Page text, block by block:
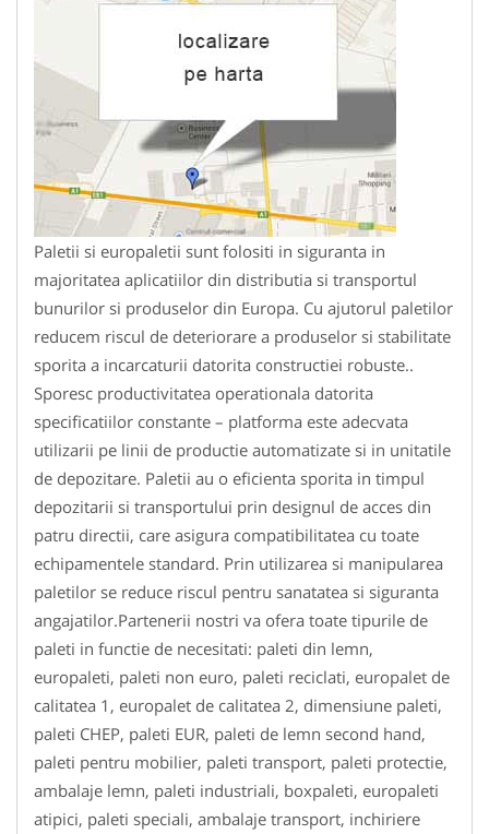
Paletii si europaletii sunt folositi in siguranta in
majoritatea aplicatiilor din distributia si transportul
bunurilor si produselor din Europa. Cu ajutorul paletilor
reducem riscul de deteriorare a produselor si stabilitate
sporita a incarcaturii datorita constructiei robuste..
Sporesc productivitatea operationala datorita
specificatiilor constante – platforma este adecvata
utilizarii pe linii de productie automatizate si in unitatile
de depozitare. Paletii au o eficienta sporita in timpul
depozitarii si transportului prin designul de acces din
patru directii, care asigura compatibilitatea cu toate
echipamentele standard. Prin utilizarea si manipularea
paletilor se reduce riscul pentru sanatatea si siguranta
angajatilor.Partenerii nostri va ofera toate tipurile de
paleti in functie de necesitati: paleti din lemn,
europaleti, paleti non euro, paleti reciclati, europalet de
calitatea 1, europalet de calitatea 2, dimensiune paleti,
paleti CHEP, paleti EUR, paleti de lemn second hand,
paleti pentru mobilier, paleti transport, paleti protectie,
ambalaje lemn, paleti industriali, boxpaleti, europaleti
atipici, paleti speciali, ambalaje transport, inchiriere